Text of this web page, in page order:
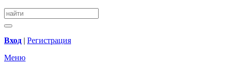
Вход | Регистрация
Меню